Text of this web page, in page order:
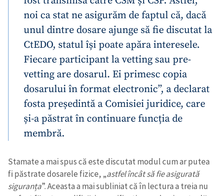
noi ca stat ne asigurăm de faptul că, dacă
unul dintre dosare ajunge să fie discutat la
CtEDO, statul își poate apăra interesele.
Fiecare participant la vetting sau pre-
vetting are dosarul. Ei primesc copia
dosarului în format electronic”, a declarat
fosta președintă a Comisiei juridice, care
și-a păstrat în continuare funcția de
membră.
Stamate a mai spus că este discutat modul cum ar putea
fi păstrate dosarele fizice, „astfel încât să fie asigurată
siguranța”. Aceasta a mai subliniat că în lectura a treia nu